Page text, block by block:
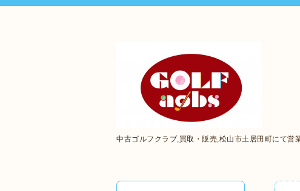
中古ゴルフクラブ,買取・販売,松山市土居田町にて営